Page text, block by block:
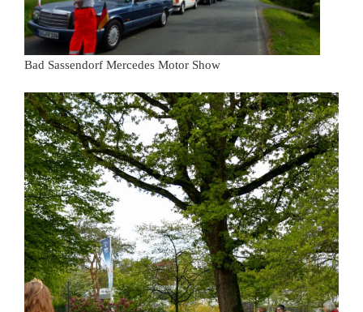
Bad Sassendorf Mercedes Motor Show